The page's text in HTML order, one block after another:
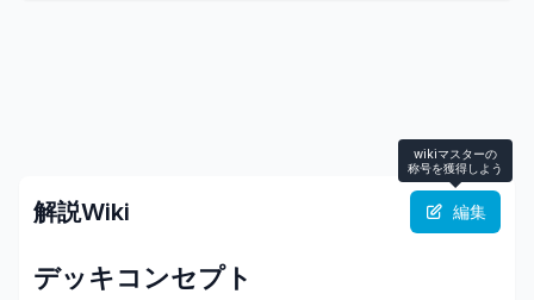
解説Wiki
wikiマスターの
称号を獲得しよう
編集
デッキコンセプト